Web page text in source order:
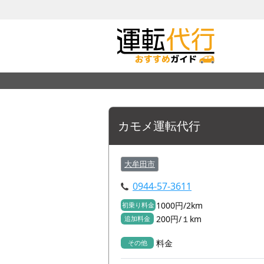
カモメ運転代行
大牟田市
0944-57-3611
初乗り料金 1000円/2km
追加料金 200円/１km
その他 料金